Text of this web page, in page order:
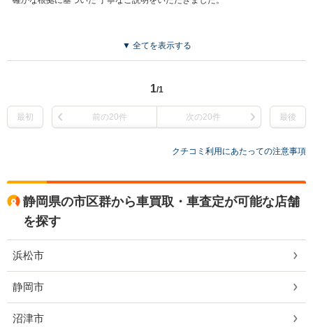
▼ 全てを表示する
1/1
最初 前の20件 次の20件 最後
クチコミ利用にあたっての注意事項
静岡県の市区群から車買取・車査定が可能な店舗
を探す
浜松市
静岡市
沼津市